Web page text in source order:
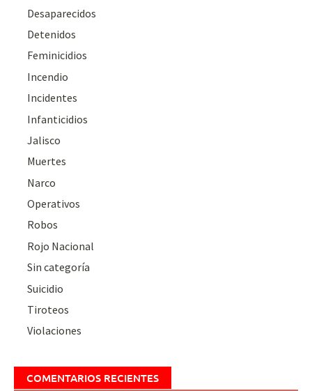
Desaparecidos
Detenidos
Feminicidios
Incendio
Incidentes
Infanticidios
Jalisco
Muertes
Narco
Operativos
Robos
Rojo Nacional
Sin categoría
Suicidio
Tiroteos
Violaciones
COMENTARIOS RECIENTES